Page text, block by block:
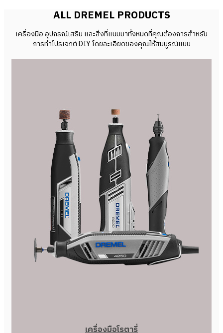
ALL DREMEL PRODUCTS
เครื่องมือ อุปกรณ์เสริม และสิ่งที่แนบมาทั้งหมดที่คุณต้องการสำหรับ
การทำโปรเจกต์ DIY โดยละเอียดของคุณให้สมบูรณ์แบบ
เครื่องมือโรตารี่